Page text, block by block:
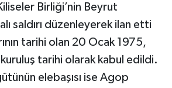
Birliği’nin Beyrut
saldırı düzenleyerek ilan etti
tarihi olan 20 Ocak 1975,
tarihi olarak kabul edildi.
elebaşısı ise Agop